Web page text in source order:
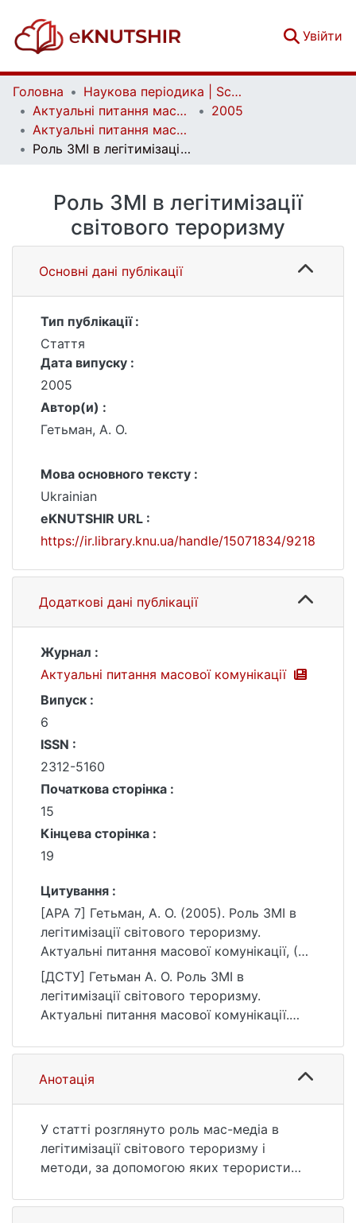
Увійти
Головна
Наукова періодика | Scientific periodicals
Актуальні питання масової комунікації | Current Issues of Mass Communication
2005
Актуальні питання масової комунікації. Випуск 6
Роль ЗМІ в легітимізації світового тероризму
Роль ЗМІ в легітимізації
світового тероризму
Основні дані публікації
Тип публікації :
Стаття
Дата випуску :
2005
Автор(и) :
Гетьман, А. О.
Мова основного тексту :
Ukrainian
eKNUTSHIR URL :
https://ir.library.knu.ua/handle/15071834/9218
Додаткові дані публікації
Журнал :
Актуальні питання масової комунікації
Випуск :
6
ISSN :
2312-5160
Початкова сторінка :
15
Кінцева сторінка :
19
Цитування :
[APA 7] Гетьман, А. О. (2005). Роль ЗМІ в
легітимізації світового тероризму.
Актуальні питання масової комунікації, (6),
15–19.
https://ir.library.knu.ua/handle/15071834/9218
[ДСТУ] Гетьман А. О. Роль ЗМІ в
легітимізації світового тероризму.
Актуальні питання масової комунікації.
https://ir.library.knu.ua/handle/15071834/9218
(дата звернення: 26.07.2026).
Анотація
У статті розглянуто роль мас-медіа в
легітимізації світового тероризму і
методи, за допомогою яких терористи